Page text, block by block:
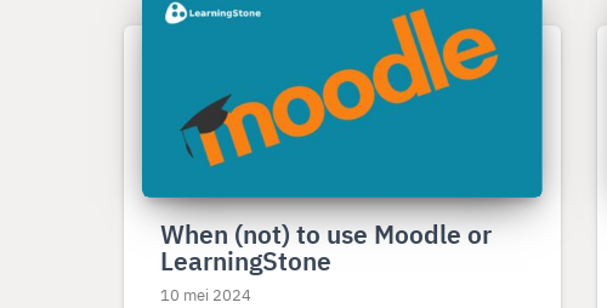
When (not) to use Moodle or
LearningStone
10 mei 2024
use
Moodle
LearningStone